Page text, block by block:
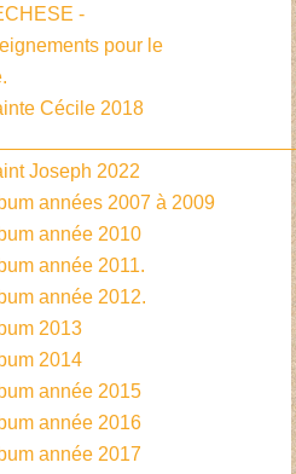
-
pour le
Cécile 2018
Joseph 2022
années 2007 à 2009
année 2010
année 2011.
année 2012.
2013
2014
année 2015
année 2016
année 2017